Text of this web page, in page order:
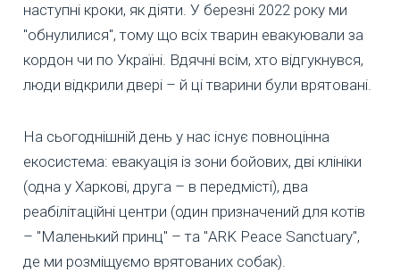
наступні кроки, як діяти. У березні 2022 року ми
"обнулилися", тому що всіх тварин евакуювали за
кордон чи по Україні. Вдячні всім, хто відгукнувся,
люди відкрили двері – й ці тварини були врятовані.
На сьогоднішній день у нас існує повноцінна
екосистема: евакуація із зони бойових, дві клініки
(одна у Харкові, друга – в передмісті), два
реабілітаційні центри (один призначений для котів
– "Маленький принц" – та "ARK Peace Sanctuary",
де ми розміщуємо врятованих собак).